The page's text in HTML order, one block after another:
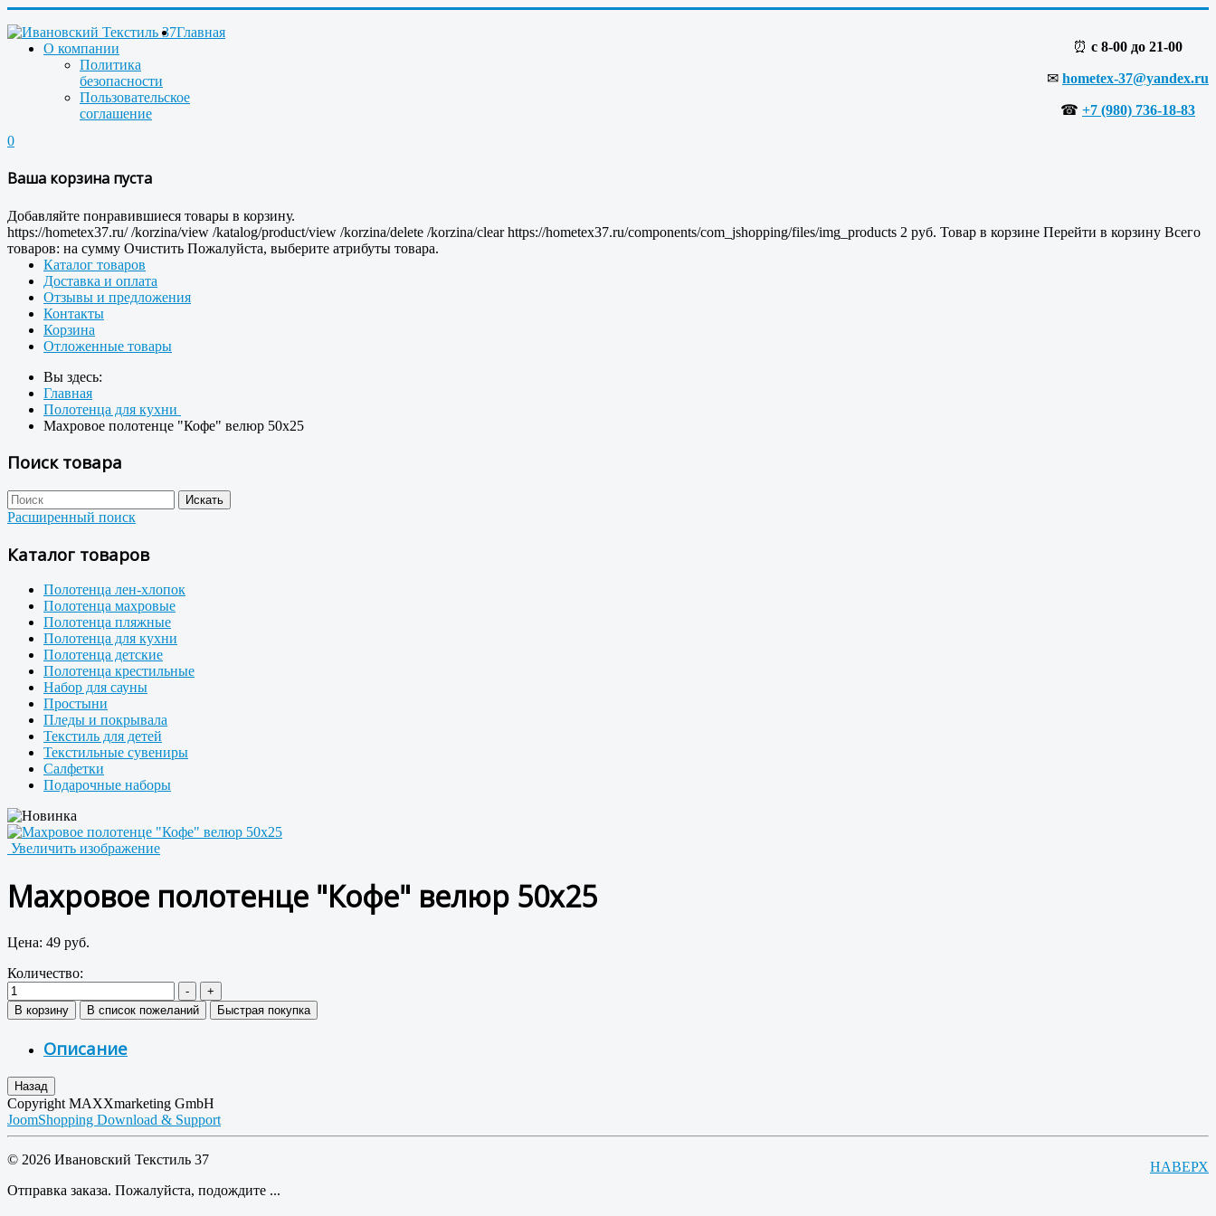
⏰ с 8-00 до 21-00
✉ hometex-37@yandex.ru
☎ +7 (980) 736-18-83
0
Ваша корзина пуста
Добавляйте понравившиеся товары в корзину.
https://hometex37.ru/ /korzina/view /katalog/product/view /korzina/delete /korzina/clear https://hometex37.ru/components/com_jshopping/files/img_products 2 руб. Товар в корзине Перейти в корзину Всего
товаров: на сумму Очистить Пожалуйста, выберите атрибуты товара.
Главная
О компании
Политика
безопасности
Пользовательское
соглашение
Каталог товаров
Доставка и оплата
Отзывы и предложения
Контакты
Корзина
Отложенные товары
Вы здесь:
Главная
Полотенца для кухни
Махровое полотенце "Кофе" велюр 50x25
Поиск товара
Расширенный поиск
Каталог товаров
Полотенца лен-хлопок
Полотенца махровые
Полотенца пляжные
Полотенца для кухни
Полотенца детские
Полотенца крестильные
Набор для сауны
Простыни
Пледы и покрывала
Текстиль для детей
Текстильные сувениры
Салфетки
Подарочные наборы
Увеличить изображение
Махровое полотенце "Кофе" велюр 50x25
Цена: 49 руб.
Количество:
Описание
Copyright MAXXmarketing GmbH
JoomShopping Download & Support
НАВЕРХ
© 2026 Ивановский Текстиль 37
Отправка заказа. Пожалуйста, подождите ...